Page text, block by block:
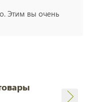
Этим вы очень